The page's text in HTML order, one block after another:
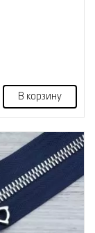
В корзину